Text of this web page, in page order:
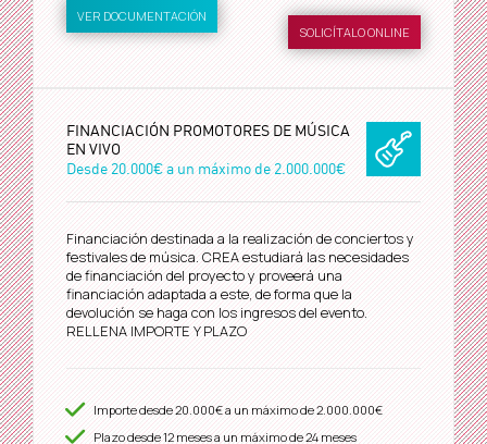
VER DOCUMENTACIÓN
SOLICÍTALO ONLINE
FINANCIACIÓN PROMOTORES DE MÚSICA
EN VIVO
Desde20.000€a un máximo de2.000.000€
Financiación destinada a la realización de conciertos y
festivales de música. CREA estudiará las necesidades
de financiación del proyecto y proveerá una
financiación adaptada a este, de forma que la
devolución se haga con los ingresos del evento.
RELLENA IMPORTE Y PLAZO
Importe desde20.000€a un máximo de2.000.000€
Plazo desde12meses a un máximo de 24 meses